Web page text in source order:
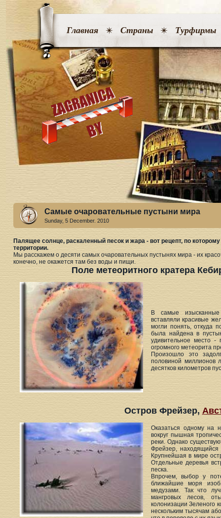
Главная Страны Турфирмы
Самые очаровательные пустыни мира
Sunday, 5 December. 2010
Палящее солнце, раскаленный песок и жара - вот рецепт, по
территории.
Мы расскажем о десяти самых очаровательных пустынях мира - их
конечно, не окажется там без воды и пищи.
Поле метеоритного кратера
В самые изысканные
вставляли красивые
могли понять, откуда
была найдена в
удивительное место -
огромного метеорита
Произошло это
половиной миллионов
десятков километров
Остров Фрейзер,
Оказаться одному на
вокруг пышная
реки. Однако
Фрейзер, находящийся
Крупнейшая в мире
Отдельные деревья
песка.
Впрочем, выбор у
ближайшие моря
медузами. Так что
мангровых лесов,
колонизации Зеленого
нескольким тысячам